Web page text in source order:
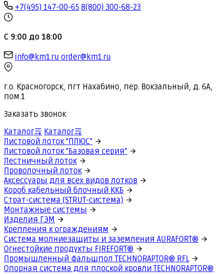
+7(495) 147-00-65 8(800) 300-68-23
С 9:00 до 18:00
info@km1.ru order@km1.ru
г.о. Красногорск, пгт Нахабино, пер. Вокзальный, д. 6А,
пом.1
Заказать звонок
Каталог
Каталог
Листовой лоток "ПЛЮС"
Листовой лоток "Базовая серия"
Лестничный лоток
Проволочный лоток
Аксессуары для всех видов лотков
Короб кабельный блочный ККБ
Страт-система (STRUT-система)
Монтажные системы
Изделия ГЭМ
Крепления к ограждениям
Система молниезащиты и заземления AURAFORT®
Огнестойкие продукты FIREFORT®
Промышленный фальшпол TECHNORAPTOR® RFL
Опорная система для плоской кровли TECHNORAPTOR®